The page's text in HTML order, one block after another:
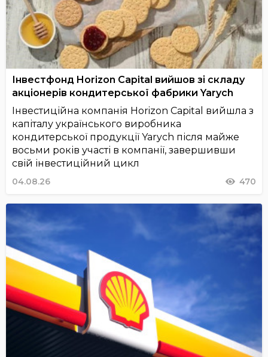
Інвестфонд Horizon Capital вийшов зі складу
акціонерів кондитерської фабрики Yarych
Інвестиційна компанія Horizon Capital вийшла з
капіталу українського виробника
кондитерської продукції Yarych після майже
восьми років участі в компанії, завершивши
свій інвестиційний цикл
04.08.26 470